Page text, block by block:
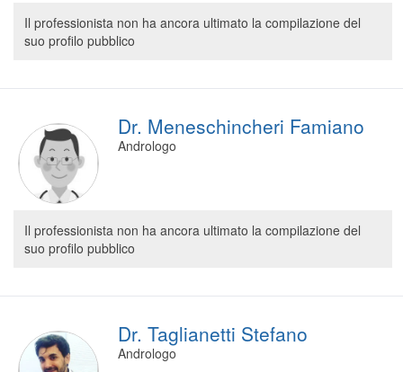
Il professionista non ha ancora ultimato la compilazione del
suo profilo pubblico
Dr. Meneschincheri Famiano
Andrologo
Il professionista non ha ancora ultimato la compilazione del
suo profilo pubblico
Dr. Taglianetti Stefano
Andrologo